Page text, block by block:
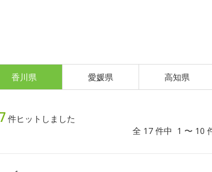
香川県 愛媛県 高知県
件ヒットしました
全 17 件中 1 〜 10